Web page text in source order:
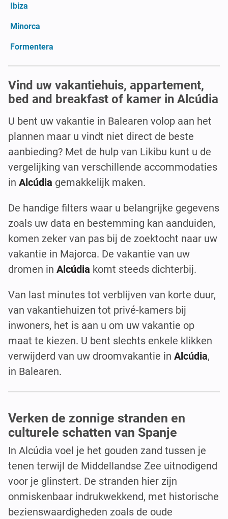
Ibiza
Minorca
Formentera
Vind uw vakantiehuis, appartement,
bed and breakfast of kamer in Alcúdia
U bent uw vakantie in Balearen volop aan het
plannen maar u vindt niet direct de beste
aanbieding? Met de hulp van Likibu kunt u de
vergelijking van verschillende accommodaties
in Alcúdia gemakkelijk maken.
De handige filters waar u belangrijke gegevens
zoals uw data en bestemming kan aanduiden,
komen zeker van pas bij de zoektocht naar uw
vakantie in Majorca. De vakantie van uw
dromen in Alcúdia komt steeds dichterbij.
Van last minutes tot verblijven van korte duur,
van vakantiehuizen tot privé-kamers bij
inwoners, het is aan u om uw vakantie op
maat te kiezen. U bent slechts enkele klikken
verwijderd van uw droomvakantie in Alcúdia,
in Balearen.
Verken de zonnige stranden en
culturele schatten van Spanje
In Alcúdia voel je het gouden zand tussen je
tenen terwijl de Middellandse Zee uitnodigend
voor je glinstert. De stranden hier zijn
onmiskenbaar indrukwekkend, met historische
bezienswaardigheden zoals de oude